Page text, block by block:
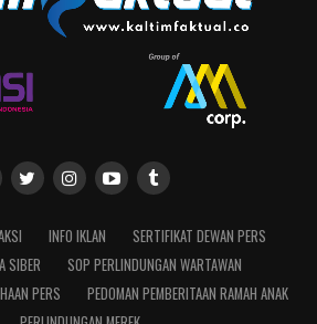
INFO IKLAN
SERTIFIKAT DEWAN PERS
SIBER
SOP PERLINDUNGAN WARTAWAN
PERS
PEDOMAN PEMBERITAAN RAMAH ANAK